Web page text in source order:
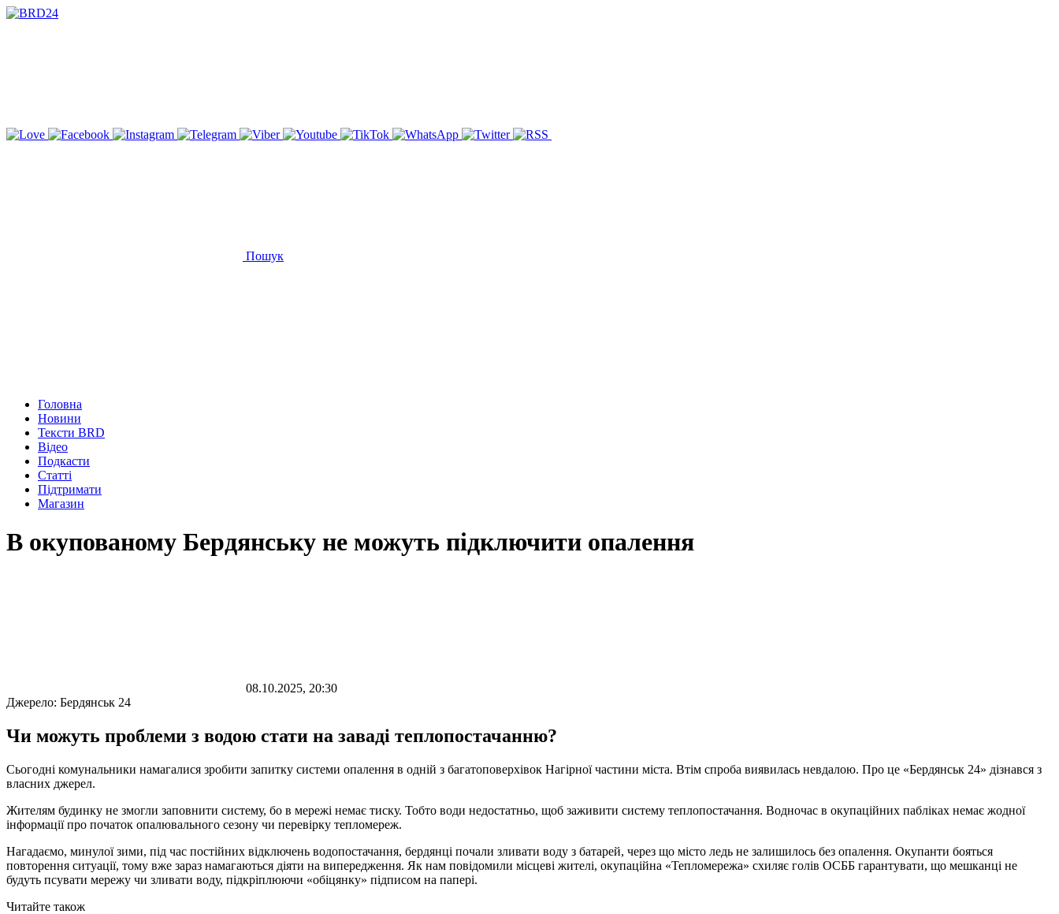
Пошук
Головна
Новини
Тексти BRD
Відео
Подкасти
Статті
Підтримати
Магазин
В окупованому Бердянську не можуть підключити опалення
08.10.2025, 20:30
Джерело: Бердянськ 24
Чи можуть проблеми з водою стати на заваді теплопостачанню?
Сьогодні комунальники намагалися зробити запитку системи опалення в одній з багатоповерхівок Нагірної частини міста. Втім спроба виявилась невдалою. Про це «Бердянськ 24» дізнався з
власних джерел.
Жителям будинку не змогли заповнити систему, бо в мережі немає тиску. Тобто води недостатньо, щоб заживити систему теплопостачання. Водночас в окупаційних пабліках немає жодної
інформації про початок опалювального сезону чи перевірку тепломереж.
Нагадаємо, минулої зими, під час постійних відключень водопостачання, бердянці почали зливати воду з батарей, через що місто ледь не залишилось без опалення. Окупанти бояться
повторення ситуації, тому вже зараз намагаються діяти на випередження. Як нам повідомили місцеві жителі, окупаційна «Тепломережа» схиляє голів ОСББ гарантувати, що мешканці не
будуть псувати мережу чи зливати воду, підкріплюючи «обіцянку» підписом на папері.
Читайте також